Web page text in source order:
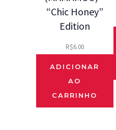
“Chic Honey”
Edition
R$6.00
ADICIONAR
AO
CARRINHO